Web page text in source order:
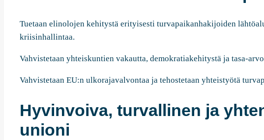
Tuetaan elinolojen kehitystä erityisesti turvapaikanhakijoiden
kriisinhallintaa.
Vahvistetaan yhteiskuntien vakautta, demokratiakehitystä ja tasa-
Vahvistetaan EU:n ulkorajavalvontaa ja tehostetaan yhteistyötä
Hyvinvoiva, turvallinen ja
unioni